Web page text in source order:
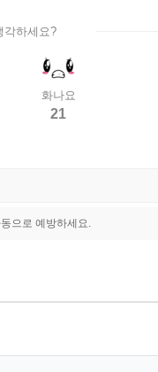
각하세요?
화나요
21
으로 예방하세요.